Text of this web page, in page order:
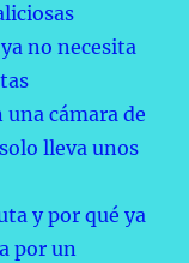
no necesita
cámara de
lleva unos
y por qué ya
por un